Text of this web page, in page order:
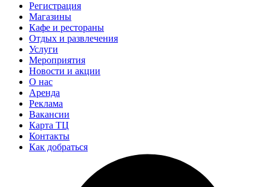
Регистрация
Магазины
Кафе и рестораны
Отдых и развлечения
Услуги
Мероприятия
Новости и акции
О нас
Аренда
Реклама
Вакансии
Карта ТЦ
Контакты
Как добраться